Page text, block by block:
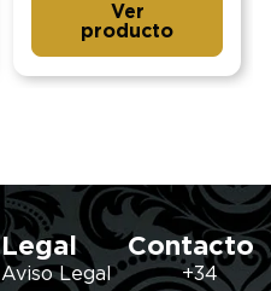
Ver
producto
Legal
Aviso Legal
Contacto
+34